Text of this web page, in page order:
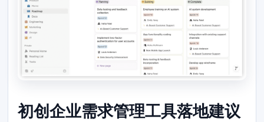
初创企业需求管理工具落地建议